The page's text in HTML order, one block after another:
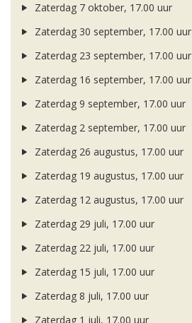
Zaterdag 7 oktober, 17.00 uur
Zaterdag 30 september, 17.00 uur
Zaterdag 23 september, 17.00 uur
Zaterdag 16 september, 17.00 uur
Zaterdag 9 september, 17.00 uur
Zaterdag 2 september, 17.00 uur
Zaterdag 26 augustus, 17.00 uur
Zaterdag 19 augustus, 17.00 uur
Zaterdag 12 augustus, 17.00 uur
Zaterdag 29 juli, 17.00 uur
Zaterdag 22 juli, 17.00 uur
Zaterdag 15 juli, 17.00 uur
Zaterdag 8 juli, 17.00 uur
Zaterdag 1 juli, 17.00 uur